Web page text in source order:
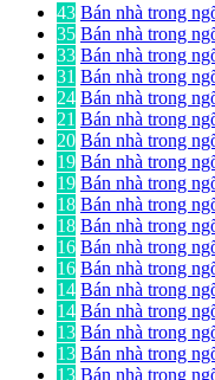
43 Bán nhà trong
35 Bán nhà trong
33 Bán nhà trong
31 Bán nhà trong
24 Bán nhà trong
21 Bán nhà trong
20 Bán nhà trong
19 Bán nhà trong
19 Bán nhà trong
18 Bán nhà trong
18 Bán nhà trong
16 Bán nhà trong
16 Bán nhà trong
14 Bán nhà trong
14 Bán nhà trong
13 Bán nhà trong
13 Bán nhà trong
13 Bán nhà trong